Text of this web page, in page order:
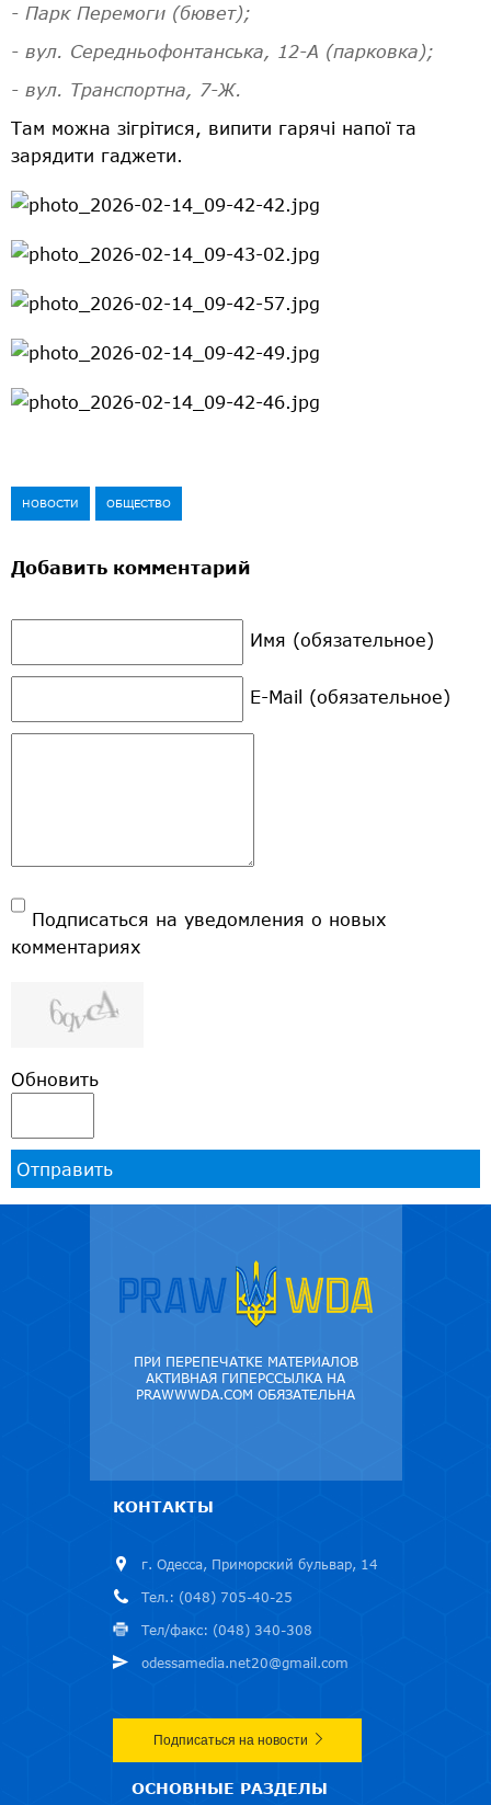
- Парк Перемоги (бювет);
- вул. Середньофонтанська, 12-А (парковка);
- вул. Транспортна, 7-Ж.
Там можна зігрітися, випити гарячі напої та
зарядити гаджети.
НОВОСТИ ОБЩЕСТВО
Добавить комментарий
Имя (обязательное)
E-Mail (обязательное)
Подписаться на уведомления о новых
комментариях
Обновить
Отправить
ПРИ ПЕРЕПЕЧАТКЕ МАТЕРИАЛОВ
АКТИВНАЯ ГИПЕРССЫЛКА НА
PRAWWWDA.COM ОБЯЗАТЕЛЬНА
КОНТАКТЫ
г. Одесса, Приморский бульвар, 14
Тел.: (048) 705-40-25
Тел/факс: (048) 340-308
odessamedia.net20@gmail.com
Подписаться на новости
ОСНОВНЫЕ РАЗДЕЛЫ